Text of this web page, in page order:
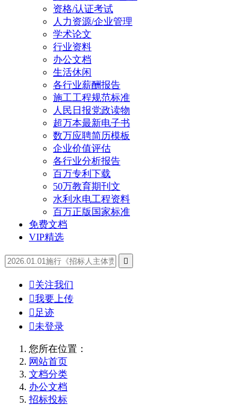
资格/认证考试
人力资源/企业管理
学术论文
行业资料
办公文档
生活休闲
各行业薪酬报告
施工工程规范标准
人民日报党政读物
超万本最新电子书
数万应聘简历模板
企业价值评估
各行业分析报告
百万专利下载
50万教育期刊文
水利水电工程资料
百万正版国家标准
免费文档
VIP精选

关注我们
我要上传
 足迹
未登录
您所在位置：
网站首页
文档分类
办公文档
招标投标